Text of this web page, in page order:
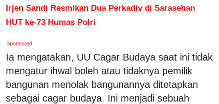
Irjen Sandi Resmikan Dua Perkadiv di Sarasehan
HUT ke-73 Humas Polri
Sponsored
Ia mengatakan, UU Cagar Budaya saat ini tidak
mengatur ihwal boleh atau tidaknya pemilik
bangunan menolak bangunannya ditetapkan
sebagai cagar budaya. Ini menjadi sebuah